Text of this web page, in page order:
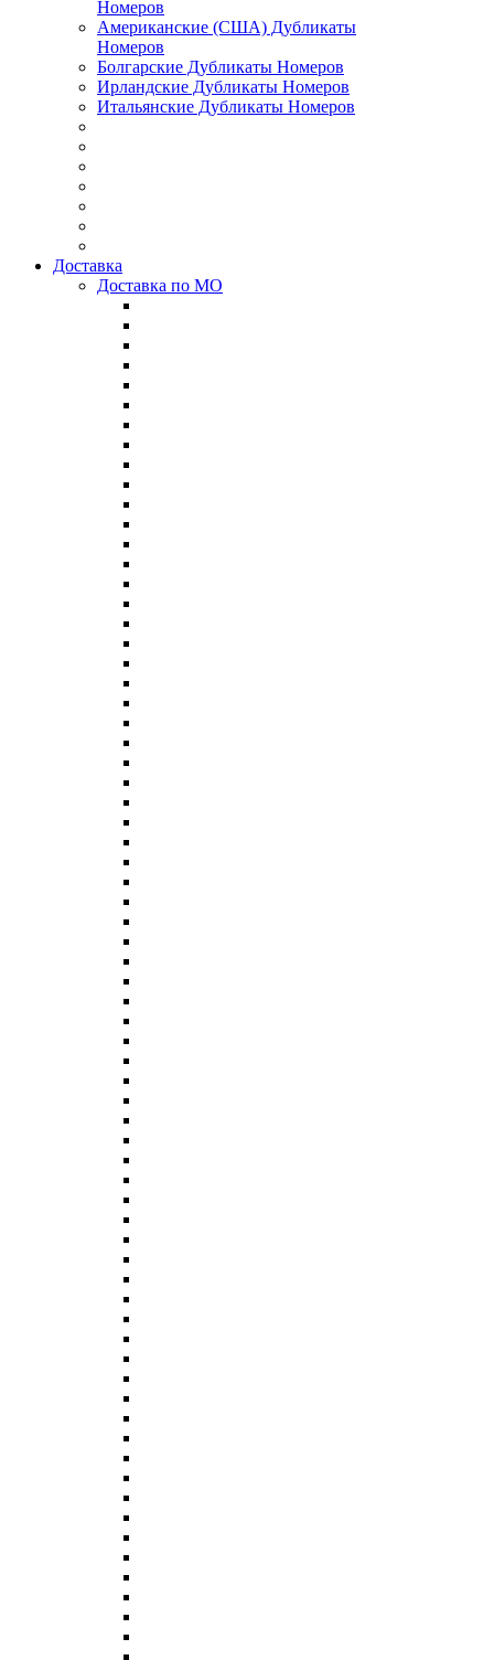
Номеров
Американские (США) Дубликаты
Номеров
Болгарские Дубликаты Номеров
Ирландские Дубликаты Номеров
Итальянские Дубликаты Номеров
Доставка
Доставка по МО